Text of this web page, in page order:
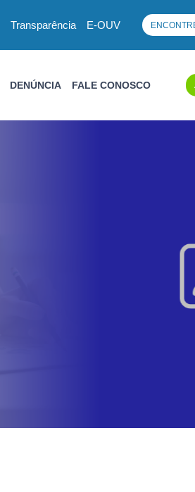
Transparência E-OUV
DENÚNCIA FALE CONOSCO